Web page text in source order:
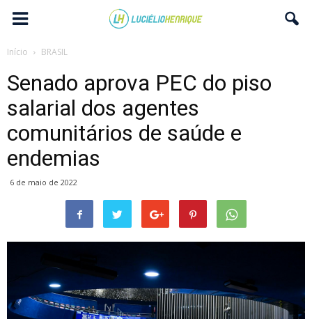
Início BRASIL
Senado aprova PEC do piso
salarial dos agentes
comunitários de saúde e
endemias
6 de maio de 2022